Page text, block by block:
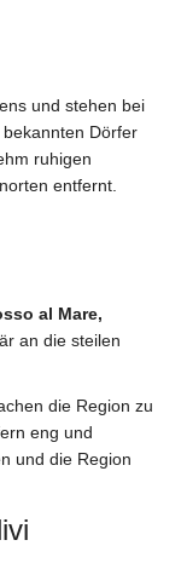
und stehen bei
Dörfer
ruhigen
entfernt.
al Mare,
an die steilen
die Region zu
eng und
und die Region